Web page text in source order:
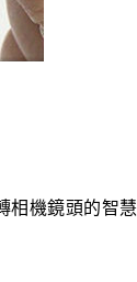
相機鏡頭的智慧